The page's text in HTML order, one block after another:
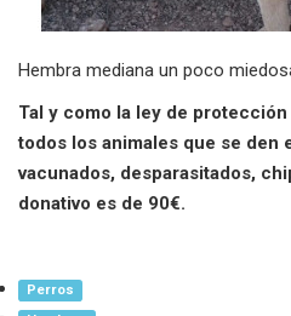
Hembra mediana un poco
Tal y como la ley de
todos los animales que se den
vacunados, desparasitados,
donativo es de 90€.
Perros